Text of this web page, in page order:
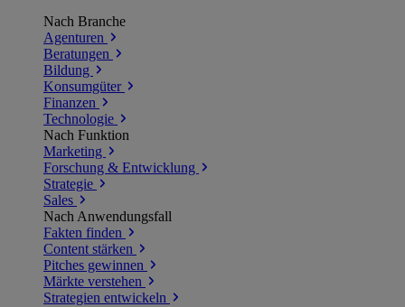
Nach Branche
Agenturen
Beratungen
Bildung
Konsumgüter
Finanzen
Technologie
Nach Funktion
Marketing
Forschung & Entwicklung
Strategie
Sales
Nach Anwendungsfall
Fakten finden
Content stärken
Pitches gewinnen
Märkte verstehen
Strategien entwickeln